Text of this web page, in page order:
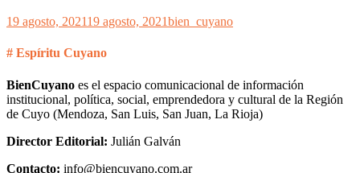
19 agosto, 202119 agosto, 2021bien_cuyano
# Espíritu Cuyano
BienCuyano es el espacio comunicacional de información
institucional, política, social, emprendedora y cultural de la Región
de Cuyo (Mendoza, San Luis, San Juan, La Rioja)
Director Editorial: Julián Galván
Contacto: info@biencuyano.com.ar